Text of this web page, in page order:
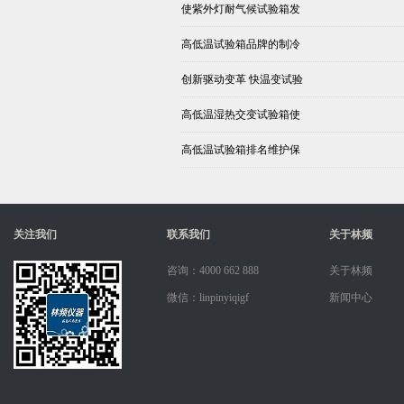
使紫外灯耐气候试验箱发
高低温试验箱品牌的制冷
创新驱动变革 快温变试验
高低温湿热交变试验箱使
高低温试验箱排名维护保
关注我们 联系我们
咨询：4000 662 888
微信：linpinyiqigf
关于林频
关于林频
新闻中心